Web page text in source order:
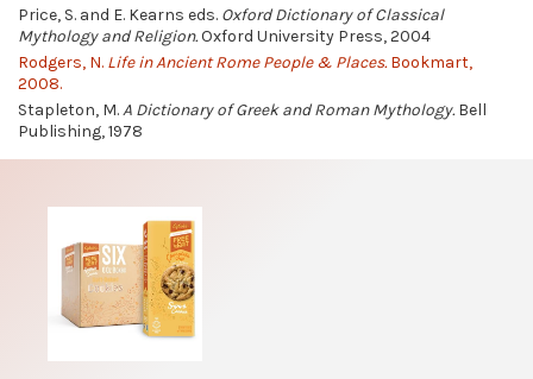
Price, S. and E. Kearns eds. Oxford Dictionary of Classical
Mythology and Religion.Oxford University Press, 2004
Rodgers, N. Life in Ancient Rome People & Places.Bookmart,
2008.
Stapleton, M.A Dictionary of Greek and Roman Mythology.Bell
Publishing, 1978